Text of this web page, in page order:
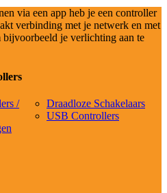
via een app heb je een controller
verbinding met je netwerk en met
bijvoorbeeld je verlichting aan te
/
Draadloze Schakelaars
USB Controllers